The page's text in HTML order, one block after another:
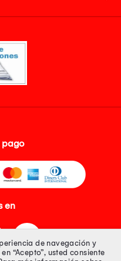
pago
en
de navegación y
“Acepto”, usted consiente